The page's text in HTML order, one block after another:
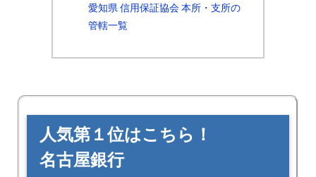
愛知県 信用保証協会 本所・支所の
管轄一覧
人気第１位はこちら！
名古屋銀行